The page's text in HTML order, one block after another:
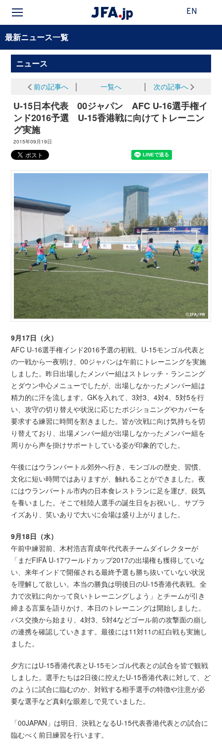
EN
最新ニュース一覧
ニュース
前の記事へ 一覧へ 次の記事へ
U-15日本代表 00ジャパン AFC U-16選手権イ
ンド2016予選 U-15香港戦に向けてトレーニン
グ実施
2015年09月19日
9月17日（火）
AFC U-16選手権インド2016予選の初戦、U-15モンゴル代表と
の一戦から一夜明け、00ジャパンは午前にトレーニングを実施
しました。昨日出場したメンバー組はストレッチ・ランニング
とダウン中心メニューでしたが、出場しなかったメンバー組は
精力的に汗を流します。GKを入れて、3対3、4対4、5対5を行
い、攻守の切り替えや状況に応じたポジショニングやカバーを
要求する練習に時間を割きました。皆が次戦に向け気持ちを切
り替えており、出場メンバー組が出場しなかったメンバー組を
周りから声を掛けサポートしている姿が印象的でした。
午後にはウランバートル郊外へ行き、モンゴルの歴史、習慣、
文化に短い時間ではありますが、触れることができました。夜
にはウランバートル市内の日本食レストランに足を運び、鋭気
を養いました。そこで桂陸人選手の誕生日をお祝いし、サプラ
イズあり、笑いありで大いに会場は盛り上がりました。
9月18日（水）
午前中練習前、木村浩吉育成年代代表チームダイレクターが
「まだFIFA U-17ワールドカップ2017の出場権も獲得していな
い、来年インドで開催される最終予選も勝ち抜いていない状況
を理解して欲しい。本当の勝負は明後日のU-15香港代表戦。全
力で次戦に向かって良いトレーニングしよう」とチームが引き
締まる言葉を語りかけ、本日のトレーニングは開始しました。
パス交換から始まり、4対3、5対4などゴール前の攻撃面の崩し
の連携を確認していきます。最後には11対11の紅白戦も実施し
ました。
夕方にはU-15香港代表とU-15モンゴル代表との試合を皆で観戦
しました。選手たちは2日後に控えたU-15香港代表に対して、ど
のように試合に臨むのか、対戦する相手選手の特徴や注意が必
要な選手など真剣な眼差しで見ていました。
「00JAPAN」は明日、決戦となるU-15代表香港代表との試合に
臨むべく前日練習を行います。